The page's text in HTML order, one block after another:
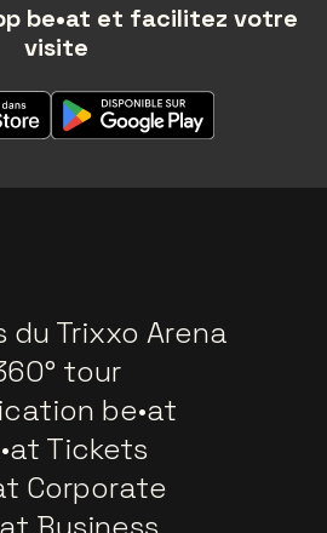
be•at et facilitez votre
visite
du Trixxo Arena
tour
be•at
Tickets
Corporate